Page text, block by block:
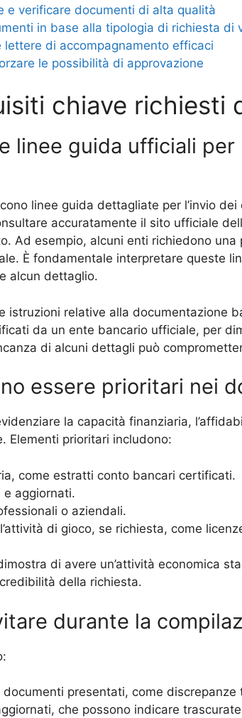
e verificare documenti di alta qualità
in base alla tipologia di richiesta di
lettere di accompagnamento efficaci
le possibilità di approvazione
chiave richiesti
linee guida ufficiali per
linee guida dettagliate per l’invio
accuratamente il sito ufficiale
Ad esempio, alcuni enti richiedono
È fondamentale interpretare queste
alcun dettaglio.
istruzioni relative alla documentazione
da un ente bancario ufficiale, per
di alcuni dettagli può
essere prioritari nei
la capacità finanziaria,
Elementi prioritari includono:
come estratti conto bancari certificati.
aggiornati.
o aziendali.
di gioco, se richiesta, come
di avere un’attività economica
della richiesta.
durante la
presentati, come
che possono indicare